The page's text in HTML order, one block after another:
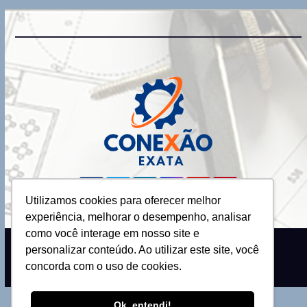
Utilizamos cookies para oferecer melhor
experiência, melhorar o desempenho, analisar
como você interage em nosso site e
personalizar conteúdo. Ao utilizar este site, você
concorda com o uso de cookies.
Proudly powered by WordPress|
Theme: Newsup by Themeansar.